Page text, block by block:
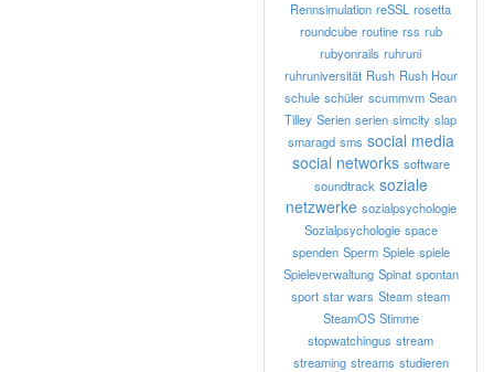
Rennsimulation reSSL rosetta
roundcube routine rss rub
rubyonrails ruhruni
ruhruniversität Rush Rush Hour
schule schüler scummvm Sean
Tilley Serien serien simcity slap
smaragd sms social media
social networks software
soundtrack soziale
netzwerke sozialpsychologie
Sozialpsychologie space
spenden Sperm Spiele spiele
Spieleverwaltung Spinat spontan
sport star wars Steam steam
SteamOS Stimme
stopwatchingus stream
streaming streams studieren